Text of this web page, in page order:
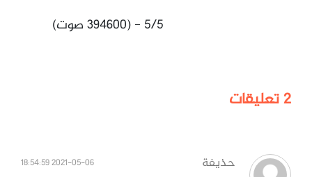
5/5 - (394600 صوت)
2تعليقات
حذيفة 2021-05-06 18:54:59